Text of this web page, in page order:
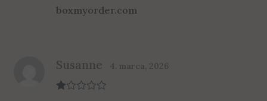
boxmyorder.com
Susanne 4. marca, 2026